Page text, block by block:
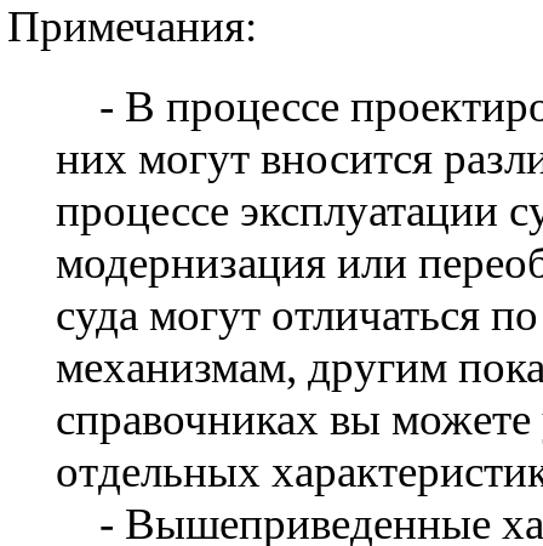
Примечания:
- В процессе
них могут вносится
процессе эксплуатации
модернизация или
суда могут отличаться
механизмам, другим
справочниках вы можете
отдельных
- Вышеприведенные